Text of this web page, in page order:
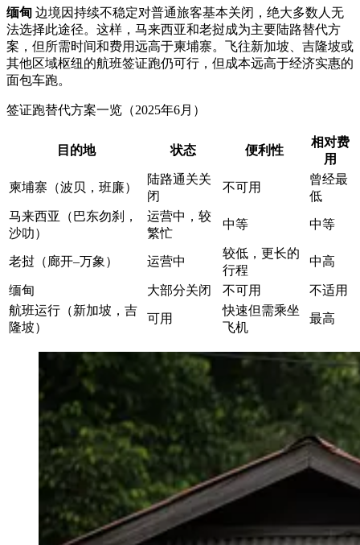
缅甸 边境因持续不稳定对普通旅客基本关闭，绝大多数人无
法选择此途径。这样，马来西亚和老挝成为主要陆路替代方
案，但所需时间和费用远高于柬埔寨。飞往新加坡、吉隆坡或
其他区域枢纽的航班签证跑仍可行，但成本远高于经济实惠的
面包车跑。
签证跑替代方案一览（2025年6月）
目的地 状态 便利性
相对费
用
柬埔寨（波贝，班廉）
陆路通关关
闭
不可用
曾经最
低
马来西亚（巴东勿刹，
沙叻）
运营中，较
繁忙
中等 中等
老挝（廊开–万象） 运营中
较低，更长的
行程
中高
缅甸 大部分关闭 不可用
不适用
航班运行（新加坡，吉
隆坡）
可用
快速但需乘坐
飞机
最高